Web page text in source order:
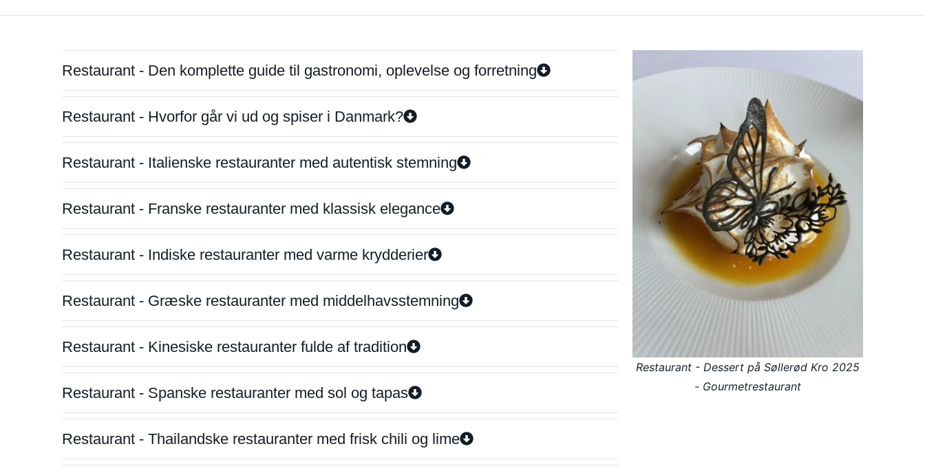
Restaurant - Den komplette guide til gastronomi, oplevelse og forretning
Restaurant - Hvorfor går vi ud og spiser i Danmark?
Restaurant - Italienske restauranter med autentisk stemning
Restaurant - Franske restauranter med klassisk elegance
Restaurant - Indiske restauranter med varme krydderier
Restaurant - Græske restauranter med middelhavsstemning
Restaurant - Kinesiske restauranter fulde af tradition
Restaurant - Spanske restauranter med sol og tapas
Restaurant - Thailandske restauranter med frisk chili og lime
Restaurant - Dessert på Søllerød Kro 2025
- Gourmetrestaurant